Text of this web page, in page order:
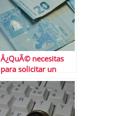
Â¿QuÃ© necesitas
para solicitar un
prÃ©stamo personal?